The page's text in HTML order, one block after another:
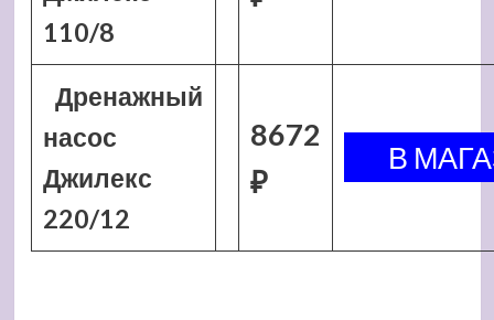
110/8
Дренажный
насос
Джилекс
220/12
8672
₽